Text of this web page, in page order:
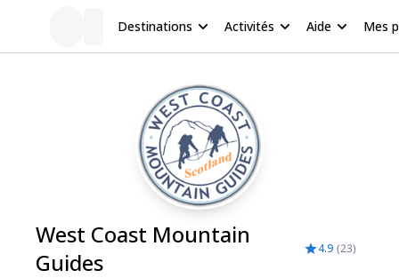
Destinations Activités Aide Mes
West Coast Mountain
Guides
4.9 (23)